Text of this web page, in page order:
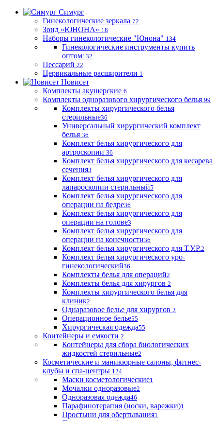
Симург
Гинекологические зеркала 72
Зонд «ЮНОНА» 18
Наборы гинекологические "Юнона" 134
Гинекологические инструменты купить
оптом132
Пессарий 22
Цервикальные расширители 1
Новисет
Комплекты акушерские 6
Комплекты одноразового хирургического белья 99
Комплекты хирургического белья
стерильные36
Универсальный хирургический комплект
белья 36
Комплект белья хирургического для
артроскопии 36
Комплект белья хирургического для кесарева
сечения3
Комплект белья хирургического для
лапароскопии стерильный5
Комплект белья хирургического для
операции на бедре36
Комплект белья хирургического для
операции на голове3
Комплект белья хирургического для
операции на конечности36
Комплект белья хирургического для Т.У.Р.2
Комплект белья хирургического уро-
гинекологический36
Комплекты белья для операций2
Комплекты белья для хирургов 2
Комплекты хирургического белья для
клиник2
Однаразовое белье для хирургов 2
Операционное белье55
Хирургическая одежда55
Контейнеры и емкости 2
Контейнеры для сбора биологических
жидкостей стерильные2
Косметические и маникюрные салоны, фитнес-
клубы и спа-центры 124
Маски косметологические1
Мочалки одноразовые2
Одноразовая одежда46
Парафинотерапия (носки, варежки)1
Простыни для обертывания1